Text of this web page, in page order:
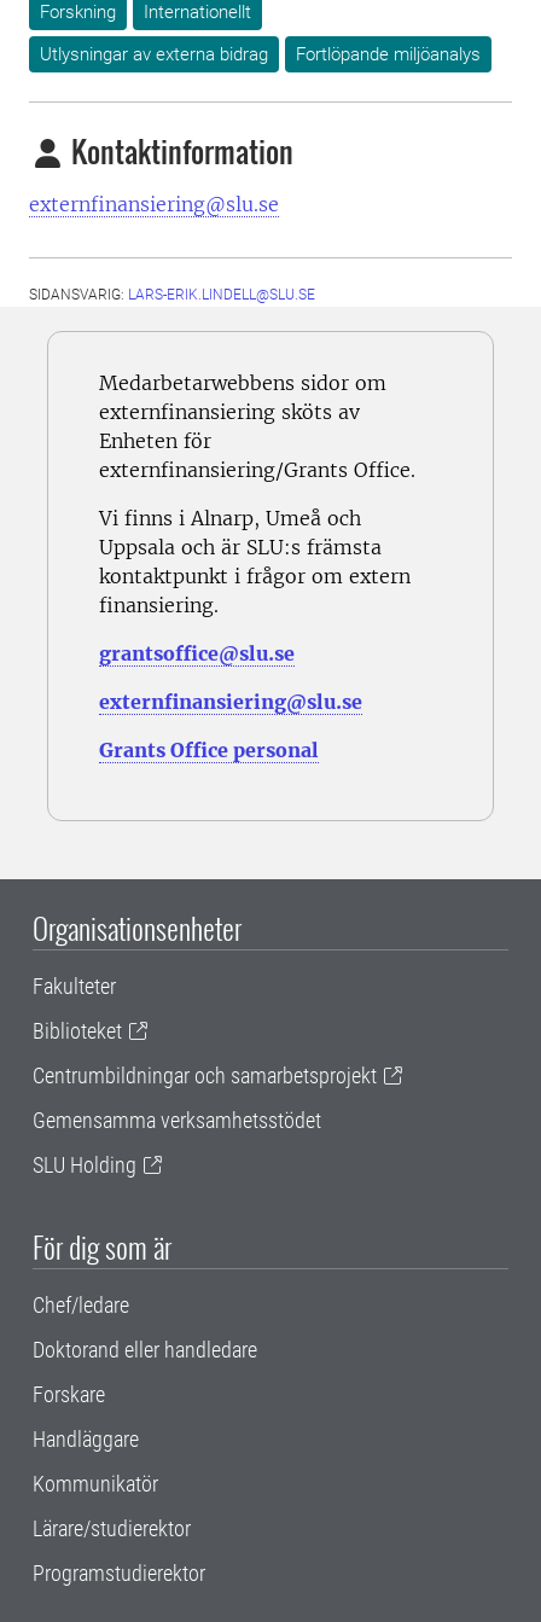
Forskning
Internationellt
Utlysningar av externa bidrag
Fortlöpande miljöanalys
Kontaktinformation
externfinansiering@slu.se
SIDANSVARIG: LARS-ERIK.LINDELL@SLU.SE
Medarbetarwebbens sidor om
externfinansiering sköts av
Enheten för
externfinansiering/Grants Office.
Vi finns i Alnarp, Umeå och
Uppsala och är SLU:s främsta
kontaktpunkt i frågor om extern
finansiering.
grantsoffice@slu.se
externfinansiering@slu.se
Grants Office personal
Organisationsenheter
Fakulteter
Biblioteket
Centrumbildningar och samarbetsprojekt
Gemensamma verksamhetsstödet
SLU Holding
För dig som är
Chef/ledare
Doktorand eller handledare
Forskare
Handläggare
Kommunikatör
Lärare/studierektor
Programstudierektor